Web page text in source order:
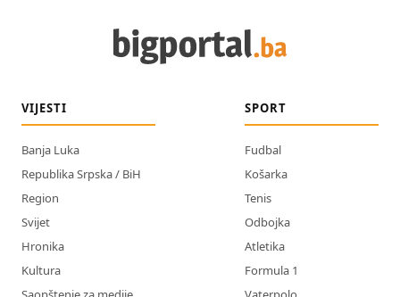
VIJESTI
Banja Luka
Republika Srpska / BiH
Region
Svijet
Hronika
Kultura
SPORT
Fudbal
Košarka
Tenis
Odbojka
Atletika
Formula 1